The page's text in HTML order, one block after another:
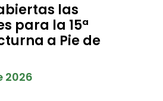
las
para la 15ª
a Pie de
2026